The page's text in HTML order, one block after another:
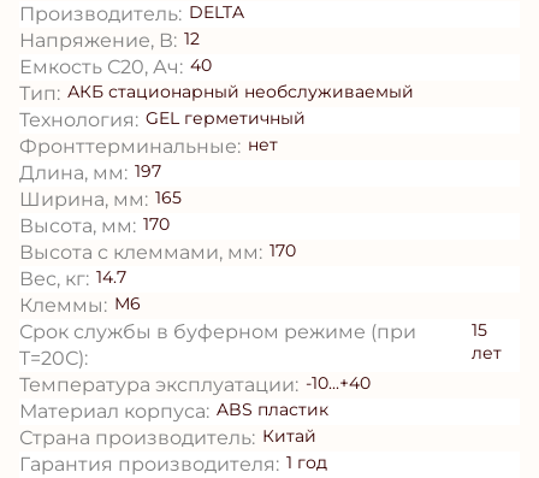
Производитель: DELTA
Напряжение, В: 12
Емкость С20, Ач: 40
Тип: АКБ стационарный необслуживаемый
Технология: GEL герметичный
Фронттерминальные: нет
Длина, мм: 197
Ширина, мм: 165
Высота, мм: 170
Высота с клеммами, мм: 170
Вес, кг: 14.7
Клеммы: М6
Срок службы в буферном режиме (при
T=20С):
15
лет
Температура эксплуатации: -10...+40
Материал корпуса: ABS пластик
Страна производитель: Китай
Гарантия производителя: 1 год